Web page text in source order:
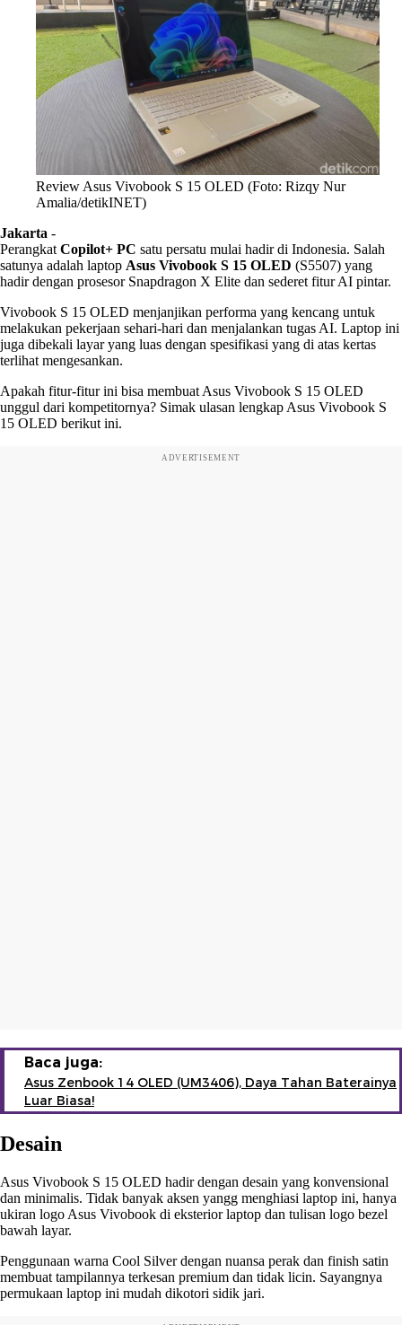
Review Asus Vivobook S 15 OLED (Foto: Rizqy Nur
Amalia/detikINET)
Jakarta -
Perangkat Copilot+ PC satu persatu mulai hadir di Indonesia. Salah
satunya adalah laptop Asus Vivobook S 15 OLED (S5507) yang
hadir dengan prosesor Snapdragon X Elite dan sederet fitur AI pintar.
Vivobook S 15 OLED menjanjikan performa yang kencang untuk
melakukan pekerjaan sehari-hari dan menjalankan tugas AI. Laptop ini
juga dibekali layar yang luas dengan spesifikasi yang di atas kertas
terlihat mengesankan.
Apakah fitur-fitur ini bisa membuat Asus Vivobook S 15 OLED
unggul dari kompetitornya? Simak ulasan lengkap Asus Vivobook S
15 OLED berikut ini.
ADVERTISEMENT
Baca juga:
Asus Zenbook 14 OLED (UM3406), Daya Tahan Baterainya
Luar Biasa!
Desain
Asus Vivobook S 15 OLED hadir dengan desain yang konvensional
dan minimalis. Tidak banyak aksen yangg menghiasi laptop ini, hanya
ukiran logo Asus Vivobook di eksterior laptop dan tulisan logo bezel
bawah layar.
Penggunaan warna Cool Silver dengan nuansa perak dan finish satin
membuat tampilannya terkesan premium dan tidak licin. Sayangnya
permukaan laptop ini mudah dikotori sidik jari.